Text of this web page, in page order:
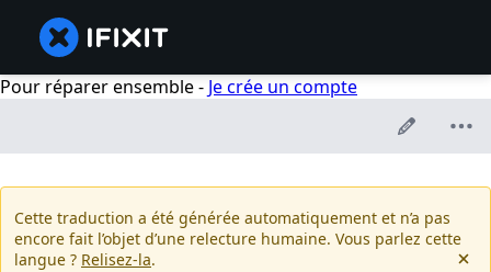
Pour réparer ensemble - Je crée un compte
Cette traduction a été générée automatiquement et n’a pas
encore fait l’objet d’une relecture humaine. Vous parlez cette
langue ? Relisez-la.